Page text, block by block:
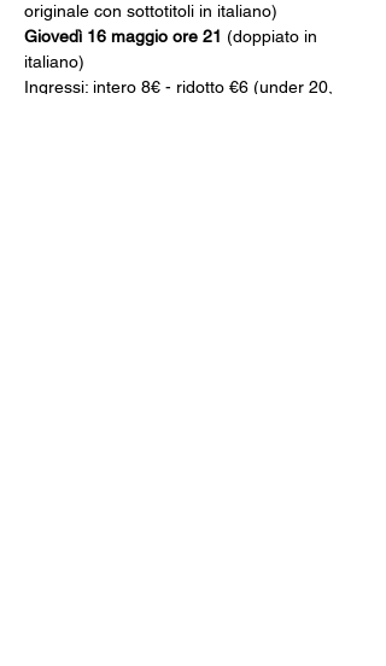
originale con sottotitoli in italiano)
Giovedì 16 maggio ore 21 (doppiato in
italiano)
Ingressi: intero 8€ - ridotto €6 (under 20,